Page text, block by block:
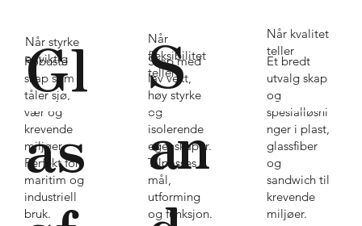
Gl
as
Når styrke
er viktig
Robuste
skap som
tåler sjø,
vær og
krevende
miljøer.
Perfekt for
maritim og
industriell
bruk.
S
an
Når
fleksibilitet
teller
Skap med
lav vekt,
høy styrke
og
isolerende
egenskaper.
Tilpasses
mål,
utforming
og funksjon.
Et bredt
utvalg skap
og
spesialløsni
nger i plast,
glassfiber
og
sandwich til
krevende
miljøer.
Når kvalitet
teller